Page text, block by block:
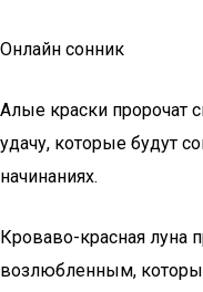
Онлайн сонник
Алые краски пророчат
удачу, которые будут
начинаниях.
Кроваво-красная луна
возлюбленным,